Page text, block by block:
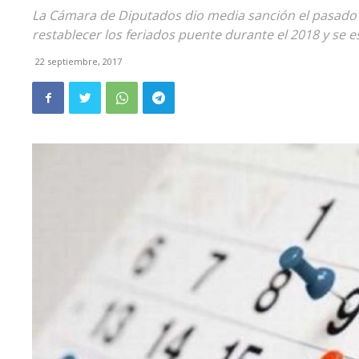
La Cámara de Diputados dio media sanción el
restablecer los feriados puente durante el 2018 y se
22 septiembre, 2017